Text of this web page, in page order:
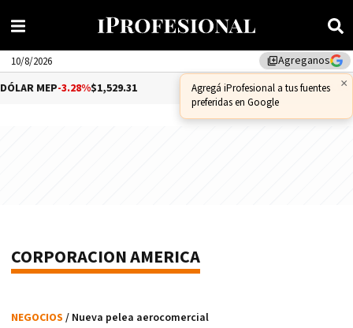
library_addAgreganos
×
Agregá iProfesional a tus fuentes
preferidas en Google
10/8/2026
MEP-3.28%$1,529.31 DÓLAR CCL-1.25%$1,556.14
CORPORACION AMERICA
NEGOCIOS / Nueva pelea aerocomercial